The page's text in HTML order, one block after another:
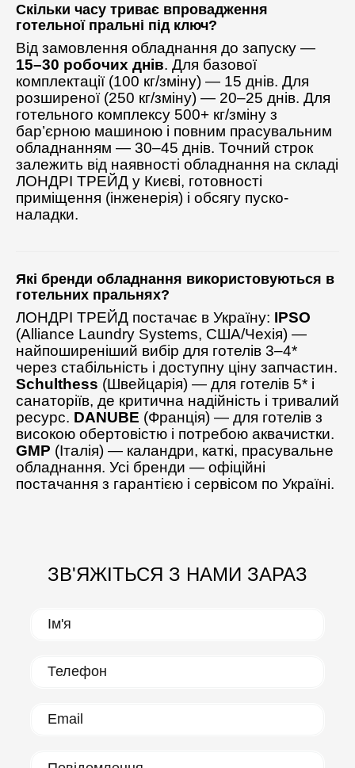
Скільки часу триває впровадження
готельної пральні під ключ?
Від замовлення обладнання до запуску —
15–30 робочих днів. Для базової
комплектації (100 кг/зміну) — 15 днів. Для
розширеної (250 кг/зміну) — 20–25 днів. Для
готельного комплексу 500+ кг/зміну з
бар’єрною машиною і повним прасувальним
обладнанням — 30–45 днів. Точний строк
залежить від наявності обладнання на складі
ЛОНДРІ ТРЕЙД у Києві, готовності
приміщення (інженерія) і обсягу пуско-
наладки.
Які бренди обладнання використовуються в
готельних пральнях?
ЛОНДРІ ТРЕЙД постачає в Україну: IPSO
(Alliance Laundry Systems, США/Чехія) —
найпоширеніший вибір для готелів 3–4*
через стабільність і доступну ціну запчастин.
Schulthess (Швейцарія) — для готелів 5* і
санаторіїв, де критична надійність і тривалий
ресурс. DANUBE (Франція) — для готелів з
високою обертовістю і потребою аквачистки.
GMP (Італія) — каландри, каткі, прасувальне
обладнання. Усі бренди — офіційні
постачання з гарантією і сервісом по Україні.
ЗВ'ЯЖІТЬСЯ З НАМИ ЗАРАЗ